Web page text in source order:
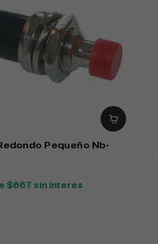
Pequeño Nb-
$667 sin interés